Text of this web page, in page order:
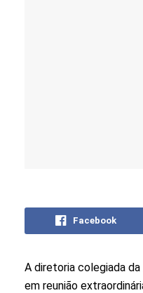
Facebook
A diretoria colegiada
em reunião